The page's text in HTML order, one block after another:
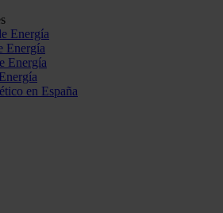
Energía
Energía
Energía
en España